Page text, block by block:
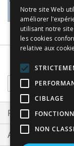
Sign
Up
for
Our
Newsletter:
Privacy and
Advanced Search
Notre site Web
améliorer
utilisant notre
les cookies
relative aux
CIBLAGE
NON